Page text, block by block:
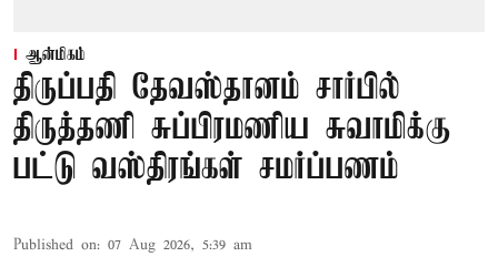
ஆன்மிகம்
திருப்பதி தேவஸ்தானம் சார்பில்
திருத்தணி சுப்பிரமணிய சுவாமிக்கு
பட்டு வஸ்திரங்கள் சமர்ப்பணம்
Published on: 07 Aug 2026, 5:39 am